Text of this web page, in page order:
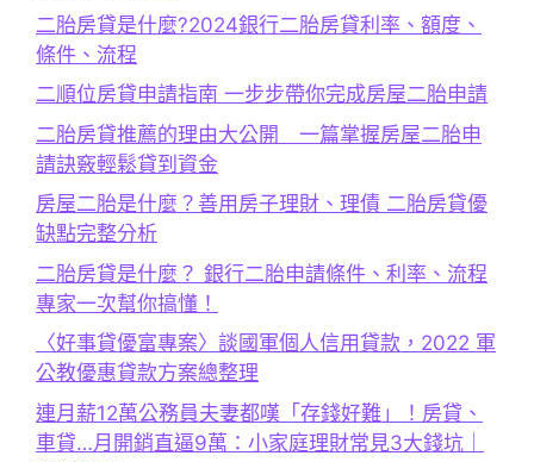
二胎房貸是什麼?2024銀行二胎房貸利率、額度、
條件、流程
二順位房貸申請指南 一步步帶你完成房屋二胎申請
二胎房貸推薦的理由大公開 一篇掌握房屋二胎申
請訣竅輕鬆貸到資金
房屋二胎是什麼？善用房子理財、理債 二胎房貸優
缺點完整分析
二胎房貸是什麼？ 銀行二胎申請條件、利率、流程
專家一次幫你搞懂！
〈好事貸優富專案〉談國軍個人信用貸款，2022 軍
公教優惠貸款方案總整理
連月薪12萬公務員夫妻都嘆「存錢好難」！房貸、
車貸…月開銷直逼9萬：小家庭理財常見3大錢坑｜